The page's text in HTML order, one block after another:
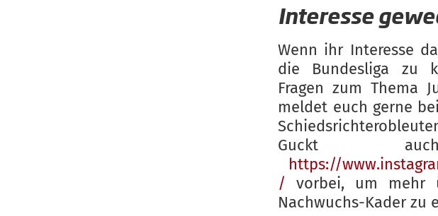
Interesse
Wenn ihr Interesse
die Bundesliga zu
Fragen zum Thema
meldet euch gerne
Guckt
https://
/ vorbei, um mehr
Nachwuchs-Kader zu